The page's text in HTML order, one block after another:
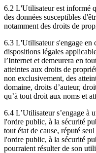
6.2 L'Utilisateur est informé
des données susceptibles
notamment des droits de
6.3 L'Utilisateur s'engage en
dispositions légales
l’Internet et demeurera en
atteintes aux droits de
non exclusivement, des
domaine, droits d’auteur,
qu’à tout droit aux noms et
6.4 L’Utilisateur s’engage à
l'ordre public, à la sécurité
tout état de cause, réputé
l'ordre public, à la sécurité
pourraient résulter de son